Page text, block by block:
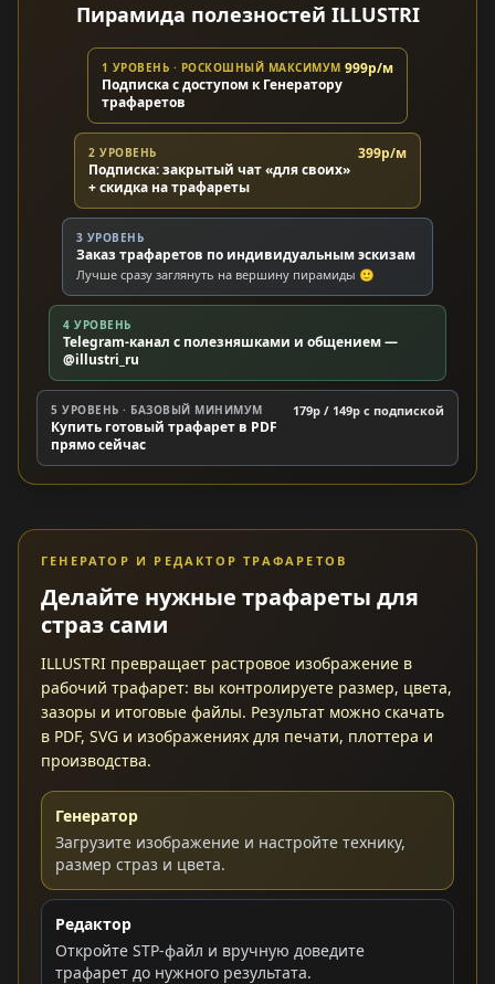
Пирамида полезностей ILLUSTRI
1 УРОВЕНЬ · РОСКОШНЫЙ МАКСИМУМ
Подписка с доступом к Генератору
трафаретов
999р/м
2 УРОВЕНЬ
Подписка: закрытый чат «для своих»
+ скидка на трафареты
399р/м
3 УРОВЕНЬ
Заказ трафаретов по индивидуальным эскизам
Лучше сразу заглянуть на вершину пирамиды 🙂
4 УРОВЕНЬ
Telegram-канал с полезняшками и общением —
@illustri_ru
5 УРОВЕНЬ · БАЗОВЫЙ МИНИМУМ
Купить готовый трафарет в PDF
прямо сейчас
179р / 149р c подпиской
ГЕНЕРАТОР И РЕДАКТОР ТРАФАРЕТОВ
Делайте нужные трафареты для
страз сами
ILLUSTRI превращает растровое изображение в
рабочий трафарет: вы контролируете размер, цвета,
зазоры и итоговые файлы. Результат можно скачать
в PDF, SVG и изображениях для печати, плоттера и
производства.
Генератор
Загрузите изображение и настройте технику,
размер страз и цвета.
Редактор
Откройте STP-файл и вручную доведите
трафарет до нужного результата.